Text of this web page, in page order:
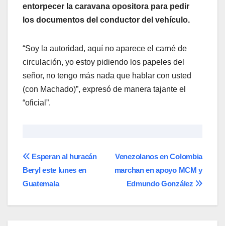
entorpecer la caravana opositora para pedir
los documentos del conductor del vehículo.
“Soy la autoridad, aquí no aparece el carné de
circulación, yo estoy pidiendo los papeles del
señor, no tengo más nada que hablar con usted
(con Machado)”, expresó de manera tajante el
“oficial”.
Navegación
de
entradas
Venezolanos en Colombia
marchan en apoyo MCM y
Edmundo González
Esperan al huracán
Beryl este lunes en
Guatemala